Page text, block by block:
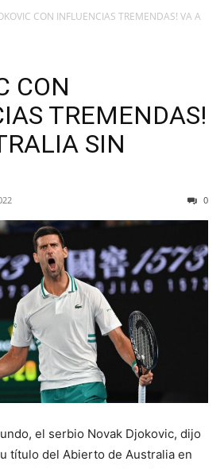
CON INFLUENCIAS TREMENDAS! VA A
CON
TREMENDAS!
SIN
0
el serbio Novak Djokovic, dijo
título del Abierto de Australia en